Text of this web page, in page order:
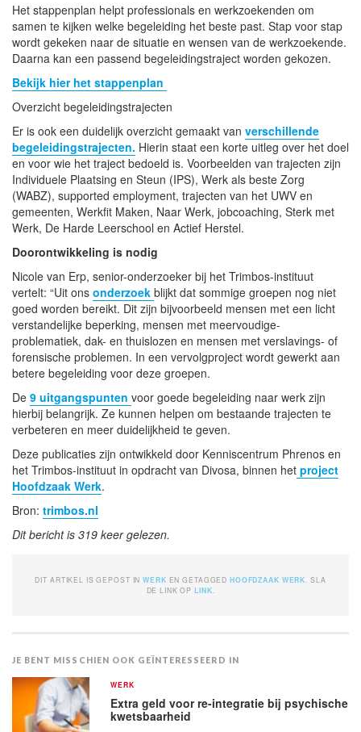
Het stappenplan helpt professionals en werkzoekenden om
samen te kijken welke begeleiding het beste past. Stap voor stap
wordt gekeken naar de situatie en wensen van de werkzoekende.
Daarna kan een passend begeleidingstraject worden gekozen.
Bekijk hier het stappenplan
Overzicht begeleidingstrajecten
Er is ook een duidelijk overzicht gemaakt van verschillende
begeleidingstrajecten. Hierin staat een korte uitleg over het doel
en voor wie het traject bedoeld is. Voorbeelden van trajecten zijn
Individuele Plaatsing en Steun (IPS), Werk als beste Zorg
(WABZ), supported employment, trajecten van het UWV en
gemeenten, Werkfit Maken, Naar Werk, jobcoaching, Sterk met
Werk, De Harde Leerschool en Actief Herstel.
Doorontwikkeling is nodig
Nicole van Erp, senior-onderzoeker bij het Trimbos-instituut
vertelt: “Uit ons onderzoek blijkt dat sommige groepen nog niet
goed worden bereikt. Dit zijn bijvoorbeeld mensen met een licht
verstandelijke beperking, mensen met meervoudige-
problematiek, dak- en thuislozen en mensen met verslavings- of
forensische problemen. In een vervolgproject wordt gewerkt aan
betere begeleiding voor deze groepen.
De 9 uitgangspunten voor goede begeleiding naar werk zijn
hierbij belangrijk. Ze kunnen helpen om bestaande trajecten te
verbeteren en meer duidelijkheid te geven.
Deze publicaties zijn ontwikkeld door Kenniscentrum Phrenos en
het Trimbos-instituut in opdracht van Divosa, binnen het project
Hoofdzaak Werk.
Bron: trimbos.nl
Dit bericht is 319 keer gelezen.
DIT ARTIKEL IS GEPOST INWERK EN GETAGGEDHOOFDZAAK WERK . SLA
DE LINK OPLINK
JE BENT MISSCHIEN OOK GEÏNTERESSEERD IN
WERK
Extra geld voor re-integratie bij psychische
kwetsbaarheid